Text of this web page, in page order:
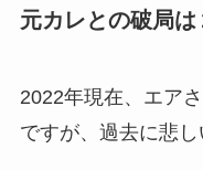
元カレとの破局は
2022年現在、エア
ですが、過去に悲し